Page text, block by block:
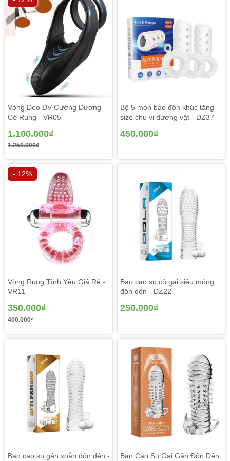
Vòng Đeo DV Cường Dương
Có Rung - VR05
1.100.000₫
1.250.000₫
Bộ 5 món bao đôn khúc tăng
size chu vi dương vật - DZ37
450.000₫
- 12%
Vòng Rung Tình Yêu Giá Rẻ -
VR11
350.000₫
400.000₫
Bao cao su có gai siêu mỏng
đôn dên - DZ22
250.000₫
Bao cao su gân xoắn đôn dên -
Bao Cao Su Gai Gân Đôn Dên